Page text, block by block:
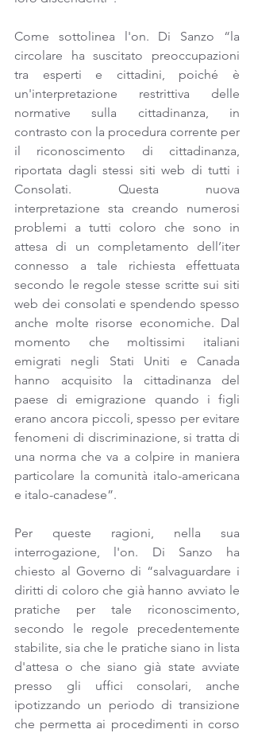
Come sottolinea l'on. Di Sanzo “la
circolare ha suscitato preoccupazioni
tra esperti e cittadini, poiché è
un'interpretazione restrittiva delle
normative sulla cittadinanza, in
contrasto con la procedura corrente per
il riconoscimento di cittadinanza,
riportata dagli stessi siti web di tutti i
Consolati. Questa nuova
interpretazione sta creando numerosi
problemi a tutti coloro che sono in
attesa di un completamento dell’iter
connesso a tale richiesta effettuata
secondo le regole stesse scritte sui siti
web dei consolati e spendendo spesso
anche molte risorse economiche. Dal
momento che moltissimi italiani
emigrati negli Stati Uniti e Canada
hanno acquisito la cittadinanza del
paese di emigrazione quando i figli
erano ancora piccoli, spesso per evitare
fenomeni di discriminazione, si tratta di
una norma che va a colpire in maniera
particolare la comunità italo-americana
e italo-canadese”.
Per queste ragioni, nella sua
interrogazione, l'on. Di Sanzo ha
chiesto al Governo di “salvaguardare i
diritti di coloro che già hanno avviato le
pratiche per tale riconoscimento,
secondo le regole precedentemente
stabilite, sia che le pratiche siano in lista
d'attesa o che siano già state avviate
presso gli uffici consolari, anche
ipotizzando un periodo di transizione
che permetta ai procedimenti in corso